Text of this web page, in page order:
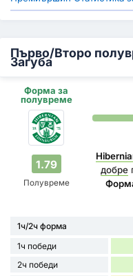
Първо/Второ
Загуба
Форма за
полувреме
1.79
Полувреме
добре
1ч/2ч форма
1ч победи
2ч победи